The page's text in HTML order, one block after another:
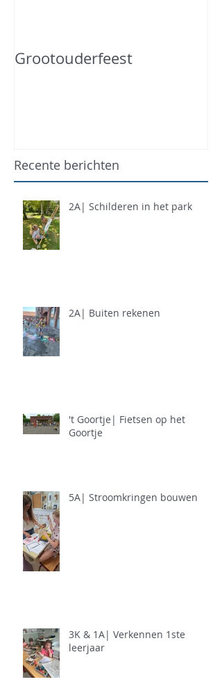
Grootouderfeest
Recente berichten
2A| Schilderen in het park
2A| Buiten rekenen
't Goortje| Fietsen op het
Goortje
5A| Stroomkringen bouwen
3K & 1A| Verkennen 1ste
leerjaar